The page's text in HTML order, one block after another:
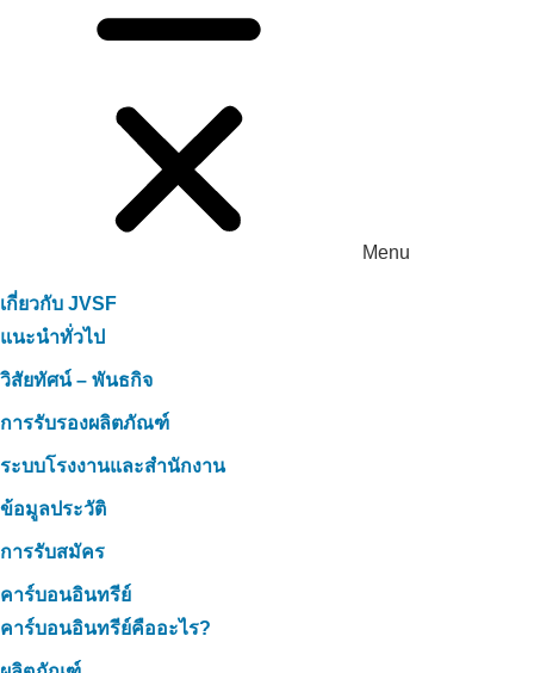
Menu
เกี่ยวกับ JVSF
แนะนำทั่วไป
วิสัยทัศน์ – พันธกิจ
การรับรองผลิตภัณฑ์
ระบบโรงงานและสำนักงาน
ข้อมูลประวัติ
การรับสมัคร
คาร์บอนอินทรีย์
คาร์บอนอินทรีย์คืออะไร?